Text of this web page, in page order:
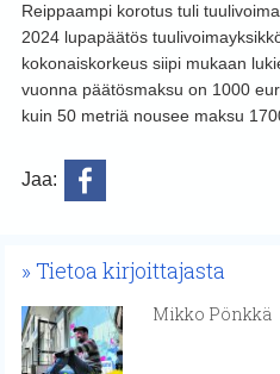
Reippaampi korotus tuli
2024 lupapäätös
kokonaiskorkeus siipi mukaan
vuonna päätösmaksu on 1000
kuin 50 metriä nousee maksu
Jaa:
Tietoa kirjoittajasta
Mikko Pönkkä